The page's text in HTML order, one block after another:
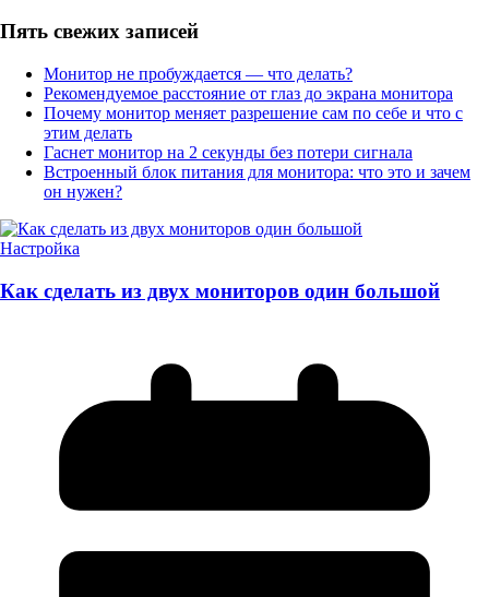
Пять свежих записей
Монитор не пробуждается — что делать?
Рекомендуемое расстояние от глаз до экрана монитора
Почему монитор меняет разрешение сам по себе и что с
этим делать
Гаснет монитор на 2 секунды без потери сигнала
Встроенный блок питания для монитора: что это и зачем
он нужен?
Настройка
Как сделать из двух мониторов один большой